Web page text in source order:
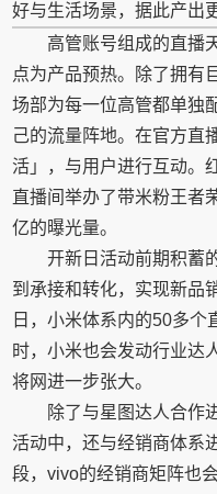
好与生活场景，据此产出
高管账号组成的直播
点为产品预热。除了拥有
场部为每一位高管都单独
己的流量阵地。在官方直
活」，与用户进行互动。
直播间举办了带米粉王者
亿的曝光量。
开新日活动前期积蓄
到承接和转化，实现新品
日，小米体系内的50多个
时，小米也会发动行业达
将网进一步张大。
除了与星图达人合作
活动中，还与经销商体系
段，vivo的经销商矩阵也